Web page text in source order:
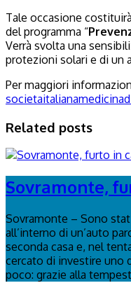
Tale occasione
del programma “
Verrà svolta una
protezioni solari e di un
Per maggiori
Related posts
Sovramonte,
Sovramonte – Sono
all’interno di un’auto
seconda casa e, nel
cercato di investire uno
poco: grazie alla